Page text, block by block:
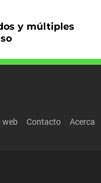
y múltiples
web Contacto
Acerca